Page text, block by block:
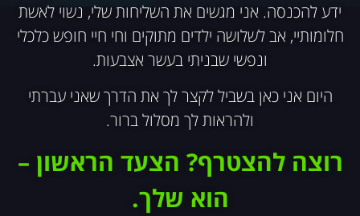
ידע להכנסה. אני מגשים את השליחות שלי, נשוי לאשת
חלומותיי, אב לשלושה ילדים מתוקים וחי חיי חופש כלכלי
ונפשי שבניתי בעשר אצבעות.
היום אני כאן בשביל לקצר לך את הדרך שאני עברתי
ולהראות לך מסלול ברור.
רוצה להצטרף? הצעד הראשון –
הוא שלך.